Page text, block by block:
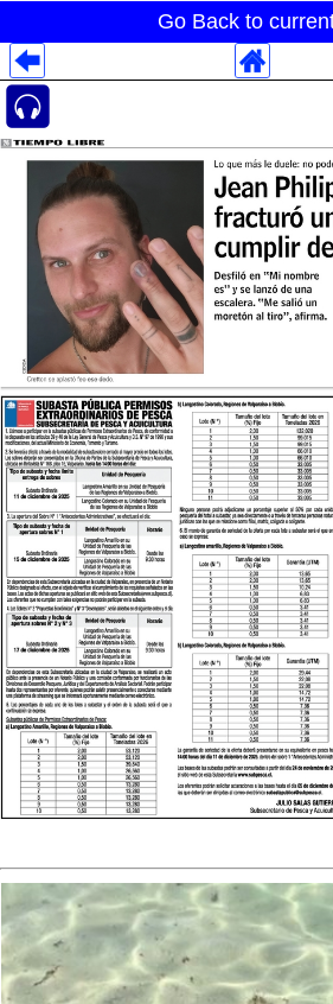
Go Back to
Despliegues Analytics
Despliegues Totales
Despliegues por Rubros